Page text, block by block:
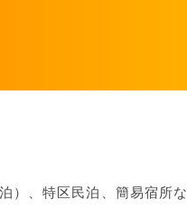
）、特区民泊、簡易宿所な